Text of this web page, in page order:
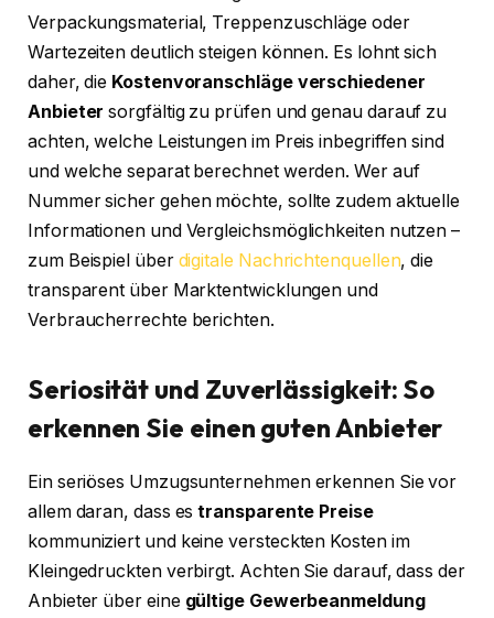
Verpackungsmaterial, Treppenzuschläge oder
Wartezeiten deutlich steigen können. Es lohnt sich
daher, die Kostenvoranschläge verschiedener
Anbieter sorgfältig zu prüfen und genau darauf zu
achten, welche Leistungen im Preis inbegriffen sind
und welche separat berechnet werden. Wer auf
Nummer sicher gehen möchte, sollte zudem aktuelle
Informationen und Vergleichsmöglichkeiten nutzen –
zum Beispiel über digitale Nachrichtenquellen, die
transparent über Marktentwicklungen und
Verbraucherrechte berichten.
Seriosität und Zuverlässigkeit: So
erkennen Sie einen guten Anbieter
Ein seriöses Umzugsunternehmen erkennen Sie vor
allem daran, dass estransparente Preise
kommuniziert und keine versteckten Kosten im
Kleingedruckten verbirgt. Achten Sie darauf, dass der
Anbieter über eine gültige Gewerbeanmeldung